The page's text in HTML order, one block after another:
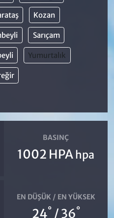
Kozan
Sarıçam
Yumurtalık
BASINÇ
1002 HPA hpa
EN DÜŞÜK / EN YÜKSEK
24° / 36°